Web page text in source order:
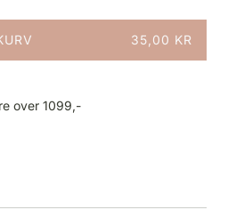
35,00 KR
over 1099,-